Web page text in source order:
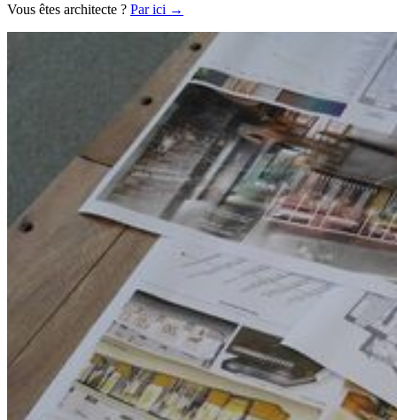
Vous êtes architecte ? Par ici →